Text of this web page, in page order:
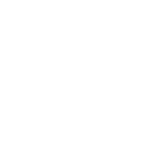
Funes, sobre dar
por ganada: «No
confiarnos, del
se pasa en un